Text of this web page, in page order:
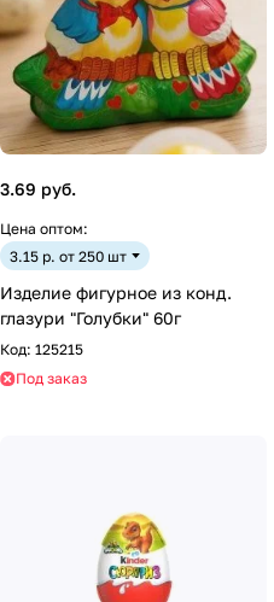
3.69 руб.
Цена оптом:
3.15 р. от 250 шт
Изделие фигурное из конд.
глазури "Голубки" 60г
Код: 125215
Под заказ